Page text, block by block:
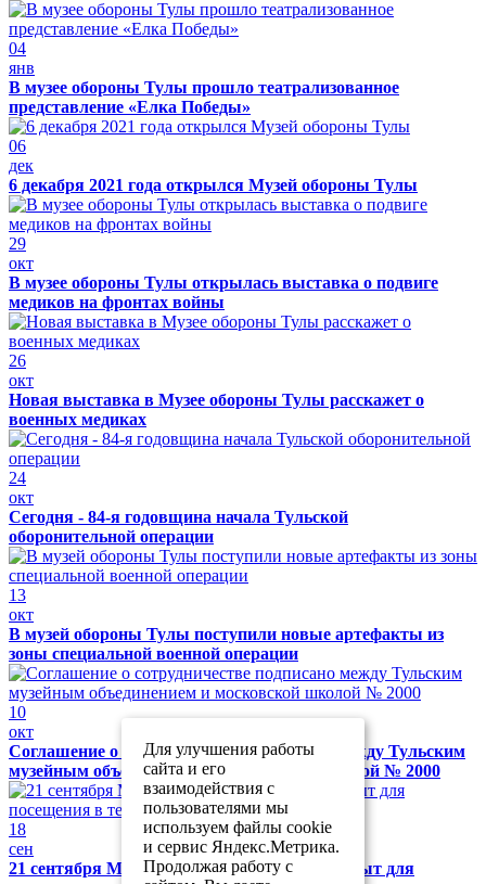
04
янв
В музее обороны Тулы прошло театрализованное
представление «Елка Победы»
06
дек
6 декабря 2021 года открылся Музей обороны Тулы
29
окт
В музее обороны Тулы открылась выставка о подвиге
медиков на фронтах войны
26
окт
Новая выставка в Музее обороны Тулы расскажет о
военных медиках
24
окт
Сегодня - 84-я годовщина начала Тульской
оборонительной операции
13
окт
В музей обороны Тулы поступили новые артефакты из
зоны специальной военной операции
10
окт
Соглашение о сотрудничестве подписано между Тульским
музейным объединением и московской школой № 2000
18
сен
21 сентября Музей обороны Тулы будет закрыт для
Для улучшения работы
сайта и его
взаимодействия с
пользователями мы
используем файлы cookie
и сервис Яндекс.Метрика.
Продолжая работу с